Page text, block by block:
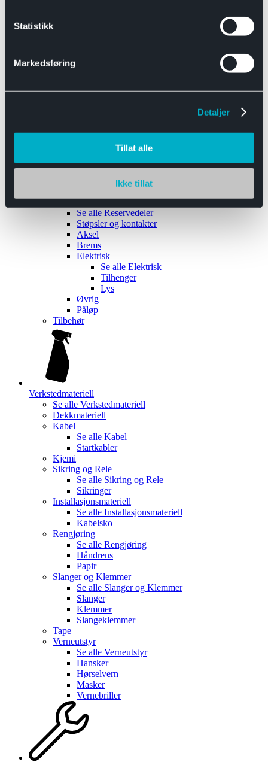
Statistikk
Markedsføring
Detaljer
Tillat alle
Ikke tillat
Båthengere
Reservedeler
Se alle Reservedeler
Støpsler og kontakter
Aksel
Brems
Elektrisk
Se alle Elektrisk
Tilhenger
Lys
Øvrig
Påløp
Tilbehør
Verkstedmateriell
Se alle Verkstedmateriell
Dekkmateriell
Kabel
Se alle Kabel
Startkabler
Kjemi
Sikring og Rele
Se alle Sikring og Rele
Sikringer
Installasjonsmateriell
Se alle Installasjonsmateriell
Kabelsko
Rengjøring
Se alle Rengjøring
Håndrens
Papir
Slanger og Klemmer
Se alle Slanger og Klemmer
Slanger
Klemmer
Slangeklemmer
Tape
Verneutstyr
Se alle Verneutstyr
Hansker
Hørselvern
Masker
Vernebriller